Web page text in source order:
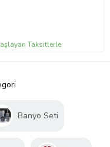
Taksitlerle
Banyo Seti